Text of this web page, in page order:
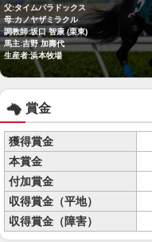
父:タイムパラドックス
母:カノヤザミラクル
調教師:坂口 智康 (栗東)
馬主:吉野 加壽代
生産者:浜本牧場
賞金
獲得賞金
本賞金
付加賞金
収得賞金（平地）
収得賞金（障害）